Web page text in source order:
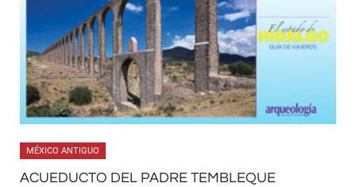
MÉXICO ANTIGUO
ACUEDUCTO DEL PADRE TEMBLEQUE